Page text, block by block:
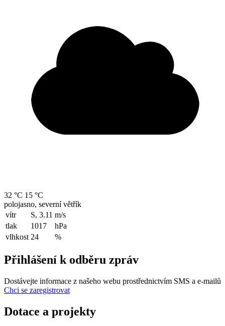
32 °C 15 °C
polojasno, severní větřík
vítr
S, 3.11 m/s
tlak
1017
hPa
vlhkost 24 %
Přihlášení k odběru zpráv
Dostávejte informace z našeho webu prostřednictvím SMS a e-mailů
Chci se zaregistrovat
Dotace a projekty